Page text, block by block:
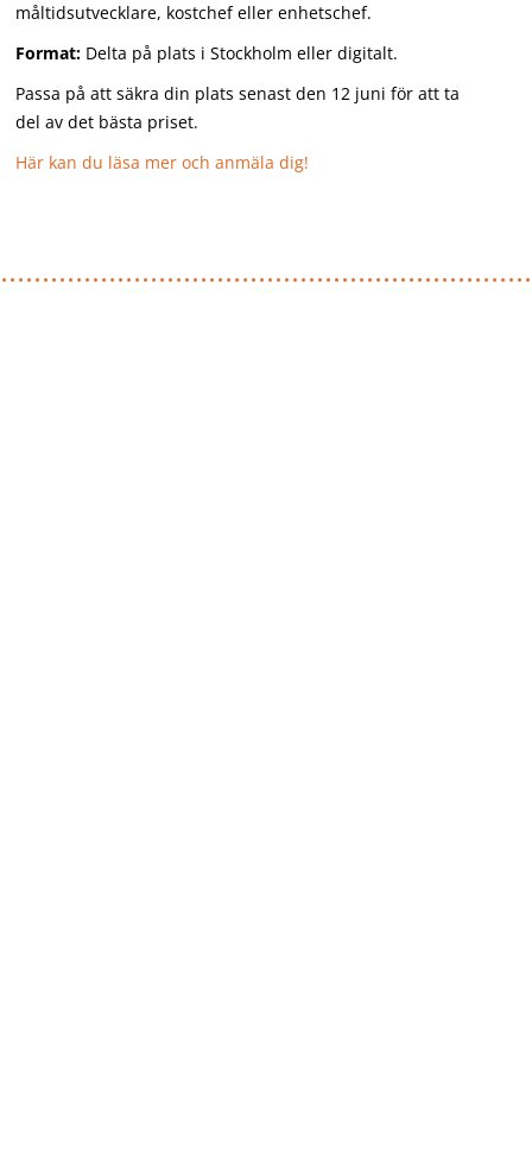
måltidsutvecklare, kostchef eller enhetschef.
Format: Delta på plats i Stockholm eller digitalt.
Passa på att säkra din plats senast den 12 juni för att ta
del av det bästa priset.
Här kan du läsa mer och anmäla dig!